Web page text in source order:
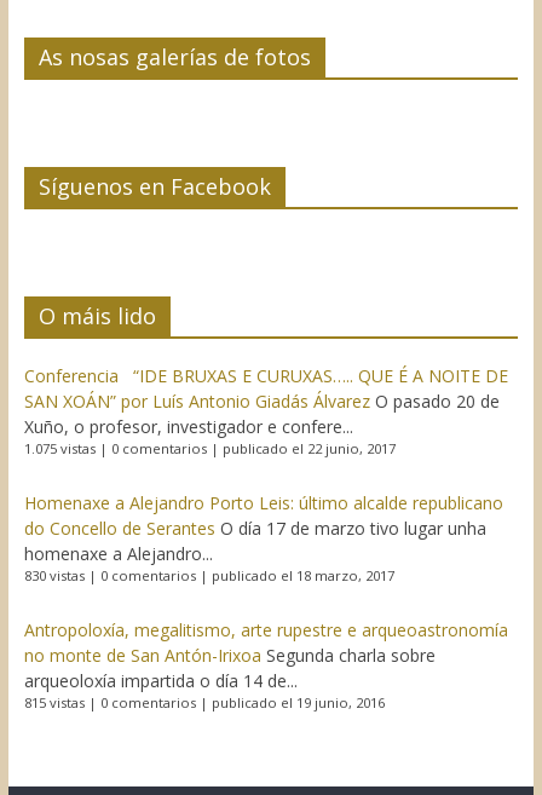
As nosas galerías de fotos
Síguenos en Facebook
O máis lido
Conferencia “IDE BRUXAS E CURUXAS….. QUE É A NOITE DE
SAN XOÁN” por Luís Antonio Giadás Álvarez O pasado 20 de
Xuño, o profesor, investigador e confere...
1.075 vistas| 0 comentarios| publicado el 22 junio, 2017
Homenaxe a Alejandro Porto Leis: último alcalde republicano
do Concello de Serantes O día 17 de marzo tivo lugar unha
homenaxe a Alejandro...
830 vistas| 0 comentarios| publicado el 18 marzo, 2017
Antropoloxía, megalitismo, arte rupestre e arqueoastronomía
no monte de San Antón-Irixoa Segunda charla sobre
arqueoloxía impartida o día 14 de...
815 vistas| 0 comentarios| publicado el 19 junio, 2016